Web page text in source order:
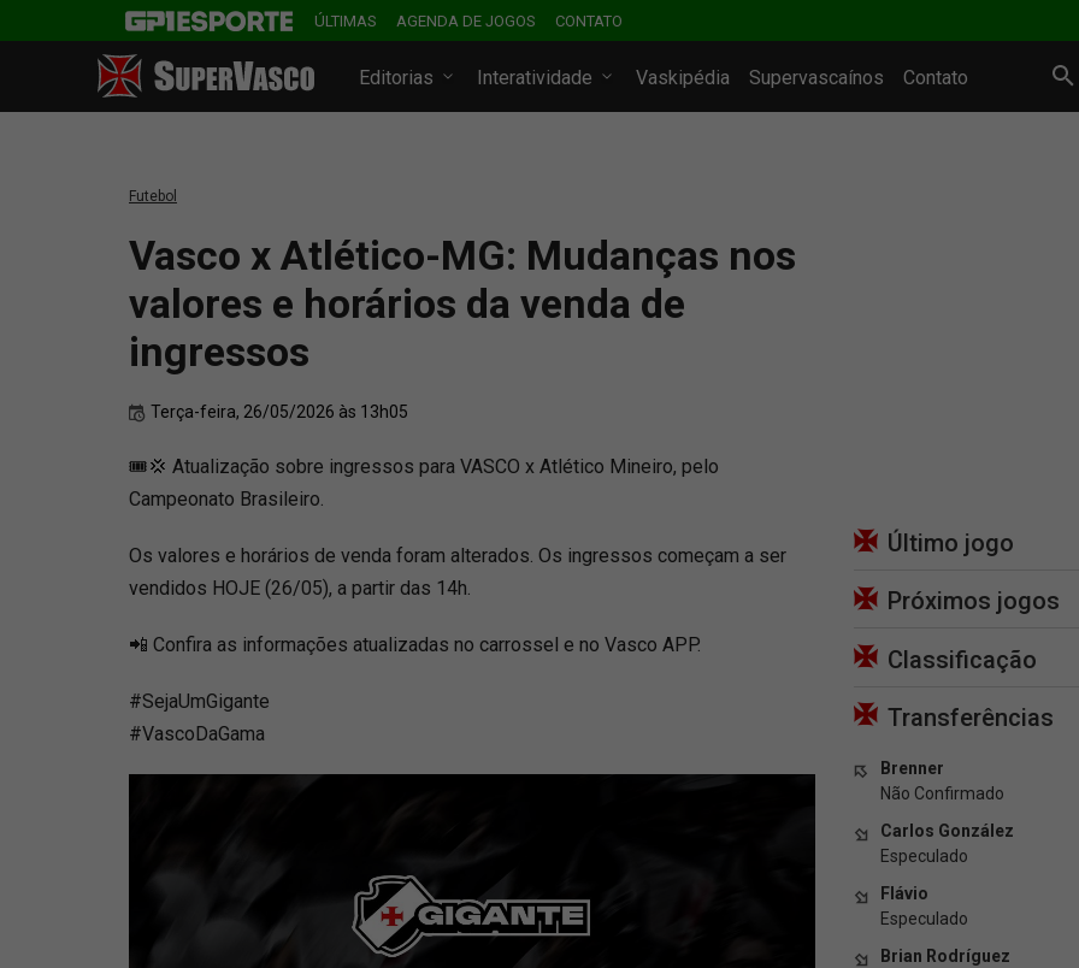
ÚLTIMAS AGENDA DE JOGOS CONTATO
Editorias Interatividade Vaskipédia Supervascaínos Contato
Futebol
Vasco x Atlético-MG: Mudanças nos
valores e horários da venda de
ingressos
Terça-feira, 26/05/2026 às 13h05
🎟️💢 Atualização sobre ingressos para VASCO x Atlético Mineiro, pelo
Campeonato Brasileiro.
Os valores e horários de venda foram alterados. Os ingressos começam a ser
vendidos HOJE (26/05), a partir das 14h.
📲 Confira as informações atualizadas no carrossel e no Vasco APP.
#SejaUmGigante
#VascoDaGama
Último jogo
Próximos jogos
Classificação
Transferências
Brenner
Não Confirmado
Carlos González
Especulado
Flávio
Especulado
Brian Rodríguez